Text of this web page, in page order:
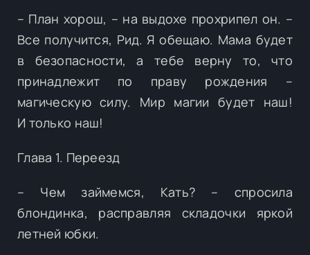
– План хорош, – на выдохе прохрипел он. –
Все получится, Рид. Я обещаю. Мама будет
в безопасности, а тебе верну то, что
принадлежит по праву рождения –
магическую силу. Мир магии будет наш!
И только наш!
Глава 1. Переезд
– Чем займемся, Кать? – спросила
блондинка, расправляя складочки яркой
летней юбки.